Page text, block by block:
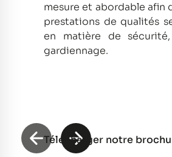
mesure et abordable afin
prestations de qualités
en matière de
gardiennage.
Télécharger notre